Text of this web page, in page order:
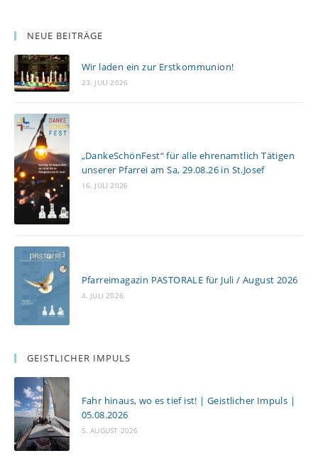
NEUE BEITRÄGE
Wir laden ein zur Erstkommunion!
23. JULI 2026
„DankeSchönFest“ für alle ehrenamtlich Tätigen
unserer Pfarrei am Sa, 29.08.26 in St.Josef
16. JULI 2026
Pfarreimagazin PASTORALE für Juli / August 2026
4. JULI 2026
GEISTLICHER IMPULS
Fahr hinaus, wo es tief ist! | Geistlicher Impuls |
05.08.2026
5. AUGUST 2026